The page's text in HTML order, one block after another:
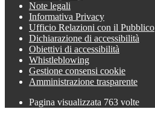
Note legali
Informativa Privacy
Ufficio Relazioni con il Pubblico
Dichiarazione di accessibilità
Obiettivi di accessibilità
Whistleblowing
Gestione consensi cookie
Amministrazione trasparente
Pagina visualizzata 763 volte